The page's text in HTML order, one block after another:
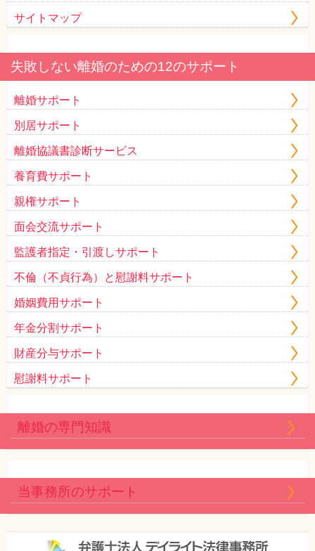
サイトマップ
失敗しない離婚のための12のサポート
離婚サポート
別居サポート
離婚協議書診断サービス
養育費サポート
親権サポート
面会交流サポート
監護者指定・引渡しサポート
不倫（不貞行為）と慰謝料サポート
婚姻費用サポート
年金分割サポート
財産分与サポート
慰謝料サポート
離婚の専門知識
当事務所のサポート